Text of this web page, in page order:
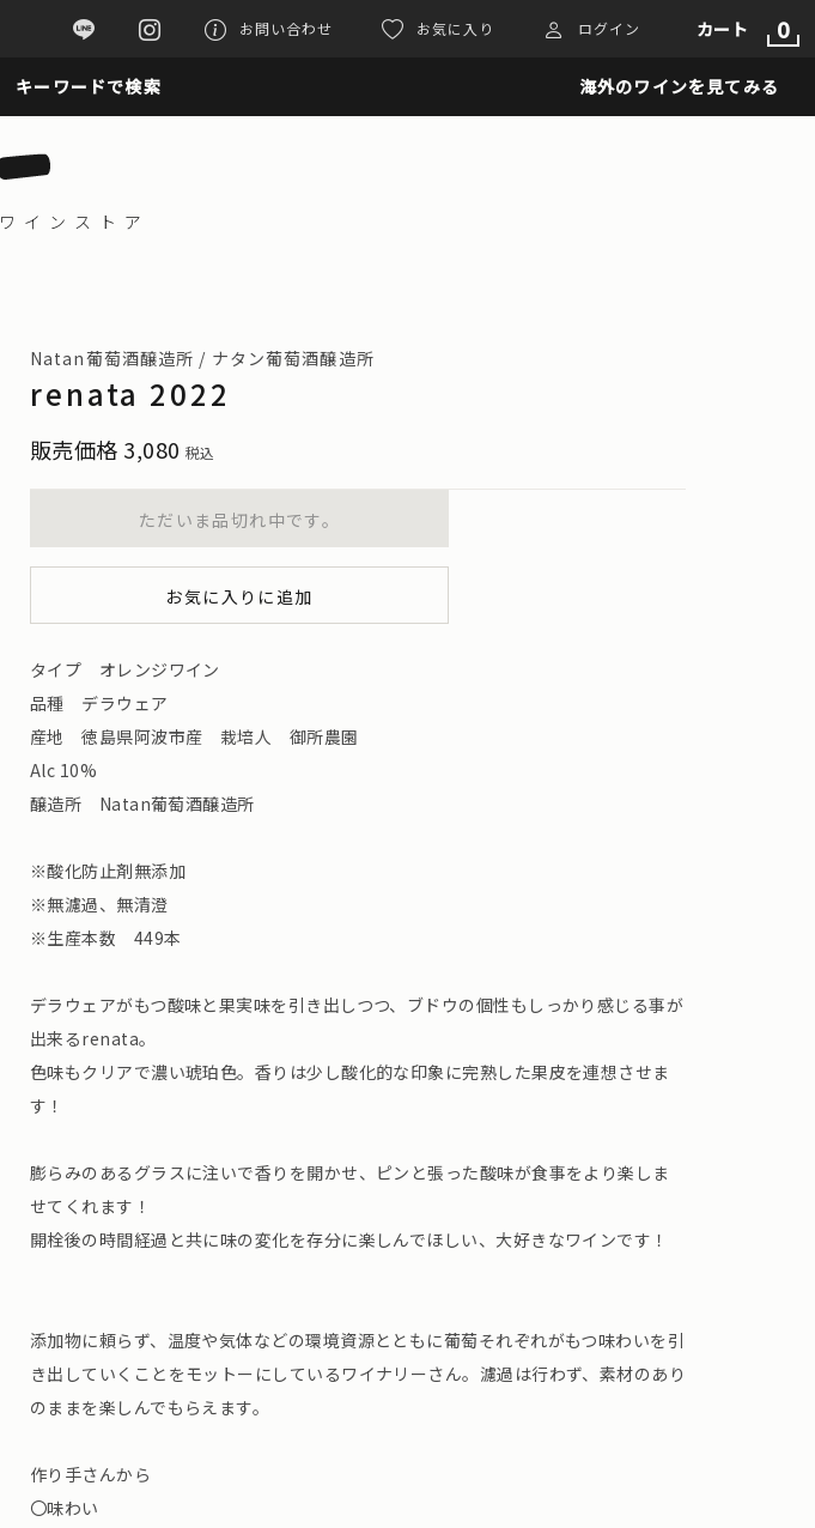
お問い合わせ お気に入り ログイン カート 0
キーワードで検索 海外のワインを見てみる
ワインストア
Natan葡萄酒醸造所 / ナタン葡萄酒醸造所
renata 2022
販売価格 3,080 税込
ただいま品切れ中です。
お気に入りに追加
タイプ オレンジワイン
品種 デラウェア
産地 徳島県阿波市産 栽培人 御所農園
Alc 10%
醸造所 Natan葡萄酒醸造所
※酸化防止剤無添加
※無濾過、無清澄
※生産本数 449本
デラウェアがもつ酸味と果実味を引き出しつつ、ブドウの個性もしっかり感じる事が
出来るrenata。
色味もクリアで濃い琥珀色。香りは少し酸化的な印象に完熟した果皮を連想させま
す！
膨らみのあるグラスに注いで香りを開かせ、ピンと張った酸味が食事をより楽しま
せてくれます！
開栓後の時間経過と共に味の変化を存分に楽しんでほしい、大好きなワインです！
添加物に頼らず、温度や気体などの環境資源とともに葡萄それぞれがもつ味わいを引
き出していくことをモットーにしているワイナリーさん。濾過は行わず、素材のあり
のままを楽しんでもらえます。
作り手さんから
〇味わい